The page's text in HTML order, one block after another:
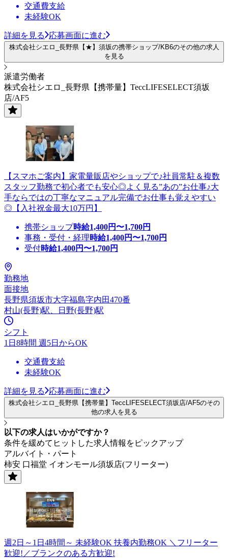
交通費支給
未経験OK
詳細を見る 応募画面に進む
株式会社シエロ_長野県【★】須坂の携帯ショップ/KB6のその他の求人
を見る
派遣労働者
株式会社シエロ_長野県【携帯量】TeccLIFESELECT須坂
店/AF5
【スマホご案内】家電量販店やショップで♪社員常駐＆複数
スタッフ勤務で初心者でも安心◎よく見る”あの”お仕事♪大
手ならではの丁寧なマニュアル完備でお仕事も覚えやすい
◎【入社祝金最大10万円】
携帯ショップ時給1,400円〜1,700円
事務・受付・経理時給1,400円〜1,700円
受付時給1,400円〜1,700円
勤務地
面接地
長野県須坂市大字福島字内田470番
村山(長野)駅、日野(長野)駅
シフト
1日8時間 週5日からOK
交通費支給
未経験OK
詳細を見る 応募画面に進む
株式会社シエロ_長野県【携帯量】TeccLIFESELECT須坂店/AF5のその
他の求人を見る
以下の求人はいかがですか？
条件を緩めてヒットした求人情報をピックアップ
アルバイト・パート
柿安 口福堂 イオンモール須坂店(フリーター)
週2日～1日4時間～ 未経験OK 扶養内勤務OK ＼フリーター
歓迎!／ブランクのある方歓迎!